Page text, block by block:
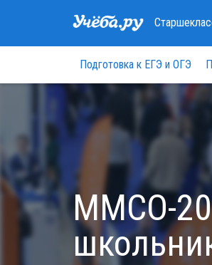
Подготовка к ЕГЭ и ОГЭ
ММСО-